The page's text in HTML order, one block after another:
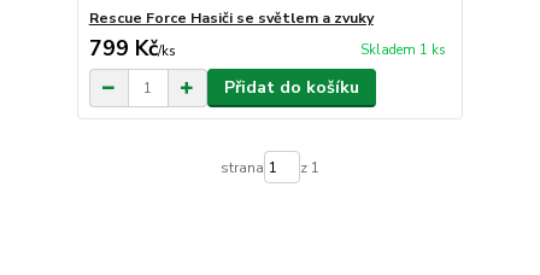
Rescue Force Hasiči se světlem a zvuky
799 Kč/ks Skladem 1 ks
Přidat do košíku
strana z 1